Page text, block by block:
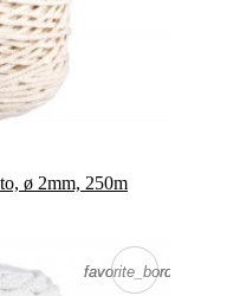
ø 2mm, 250m
favorite_border
favorite_border